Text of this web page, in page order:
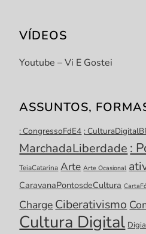
VÍDEOS
Youtube – Vi E Gostei
ASSUNTOS,
: CongressoFdE4 :
MarchadaLiberdade :
TeiaCatarina Arte Arte Ocasional
CaravanaPontosdeCultura
ChargeCiberativismo
Cultura Digital